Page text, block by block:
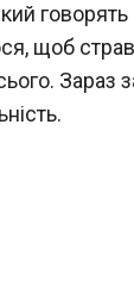
говорять
щоб
Зараз